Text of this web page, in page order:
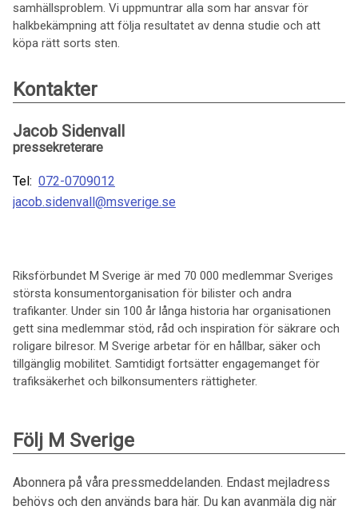
samhällsproblem. Vi uppmuntrar alla som har ansvar för
halkbekämpning att följa resultatet av denna studie och att
köpa rätt sorts sten.
Kontakter
Jacob Sidenvall
pressekreterare
Tel: 072-0709012
jacob.sidenvall@msverige.se
Riksförbundet M Sverige är med 70 000 medlemmar Sveriges
största konsumentorganisation för bilister och andra
trafikanter. Under sin 100 år långa historia har organisationen
gett sina medlemmar stöd, råd och inspiration för säkrare och
roligare bilresor. M Sverige arbetar för en hållbar, säker och
tillgänglig mobilitet. Samtidigt fortsätter engagemanget för
trafiksäkerhet och bilkonsumenters rättigheter.
Följ M Sverige
Abonnera på våra pressmeddelanden. Endast mejladress
behövs och den används bara här. Du kan avanmäla dig när